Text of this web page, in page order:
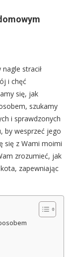
stracił
i chęć
się, jak
szukamy
i sprawdzonych
by wesprzeć jego
się z Wami moimi
zrozumieć, jak
zapewniając